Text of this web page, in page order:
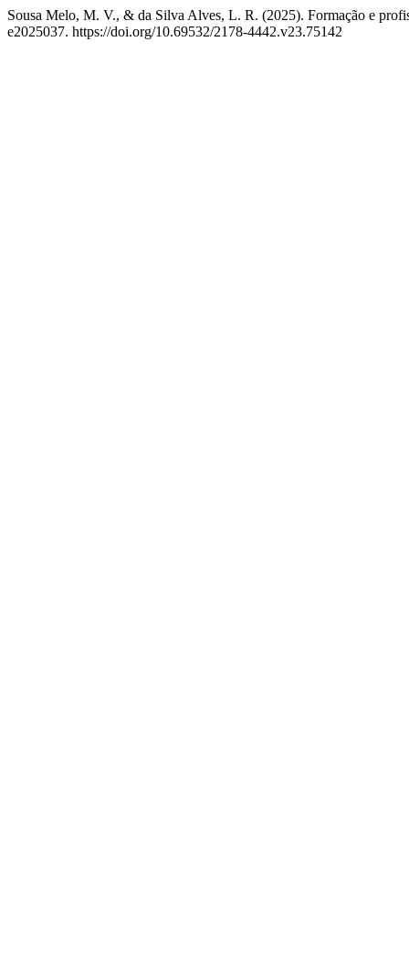
Sousa Melo, M. V., & da Silva Alves, L. R. (2025). Formação e
e2025037. https://doi.org/10.69532/2178-4442.v23.75142